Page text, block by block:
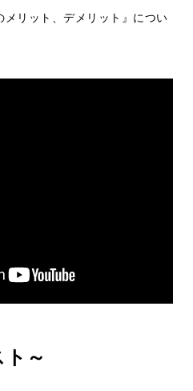
リット、デメリット』につい
～